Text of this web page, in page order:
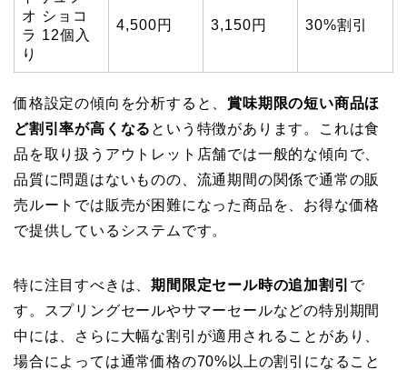
オ ショコ
ラ 12個入
り
4,500円 3,150円 30%割引
価格設定の傾向を分析すると、 賞味期限の短い商品ほ
ど割引率が高くなる という特徴があります。これは食
品を取り扱うアウトレット店舗では一般的な傾向で、
品質に問題はないものの、流通期間の関係で通常の販
売ルートでは販売が困難になった商品を、お得な価格
で提供しているシステムです。
特に注目すべきは、期間限定セール時の追加割引 で
す。スプリングセールやサマーセールなどの特別期間
中には、さらに大幅な割引が適用されることがあり、
場合によっては通常価格の70%以上の割引になること